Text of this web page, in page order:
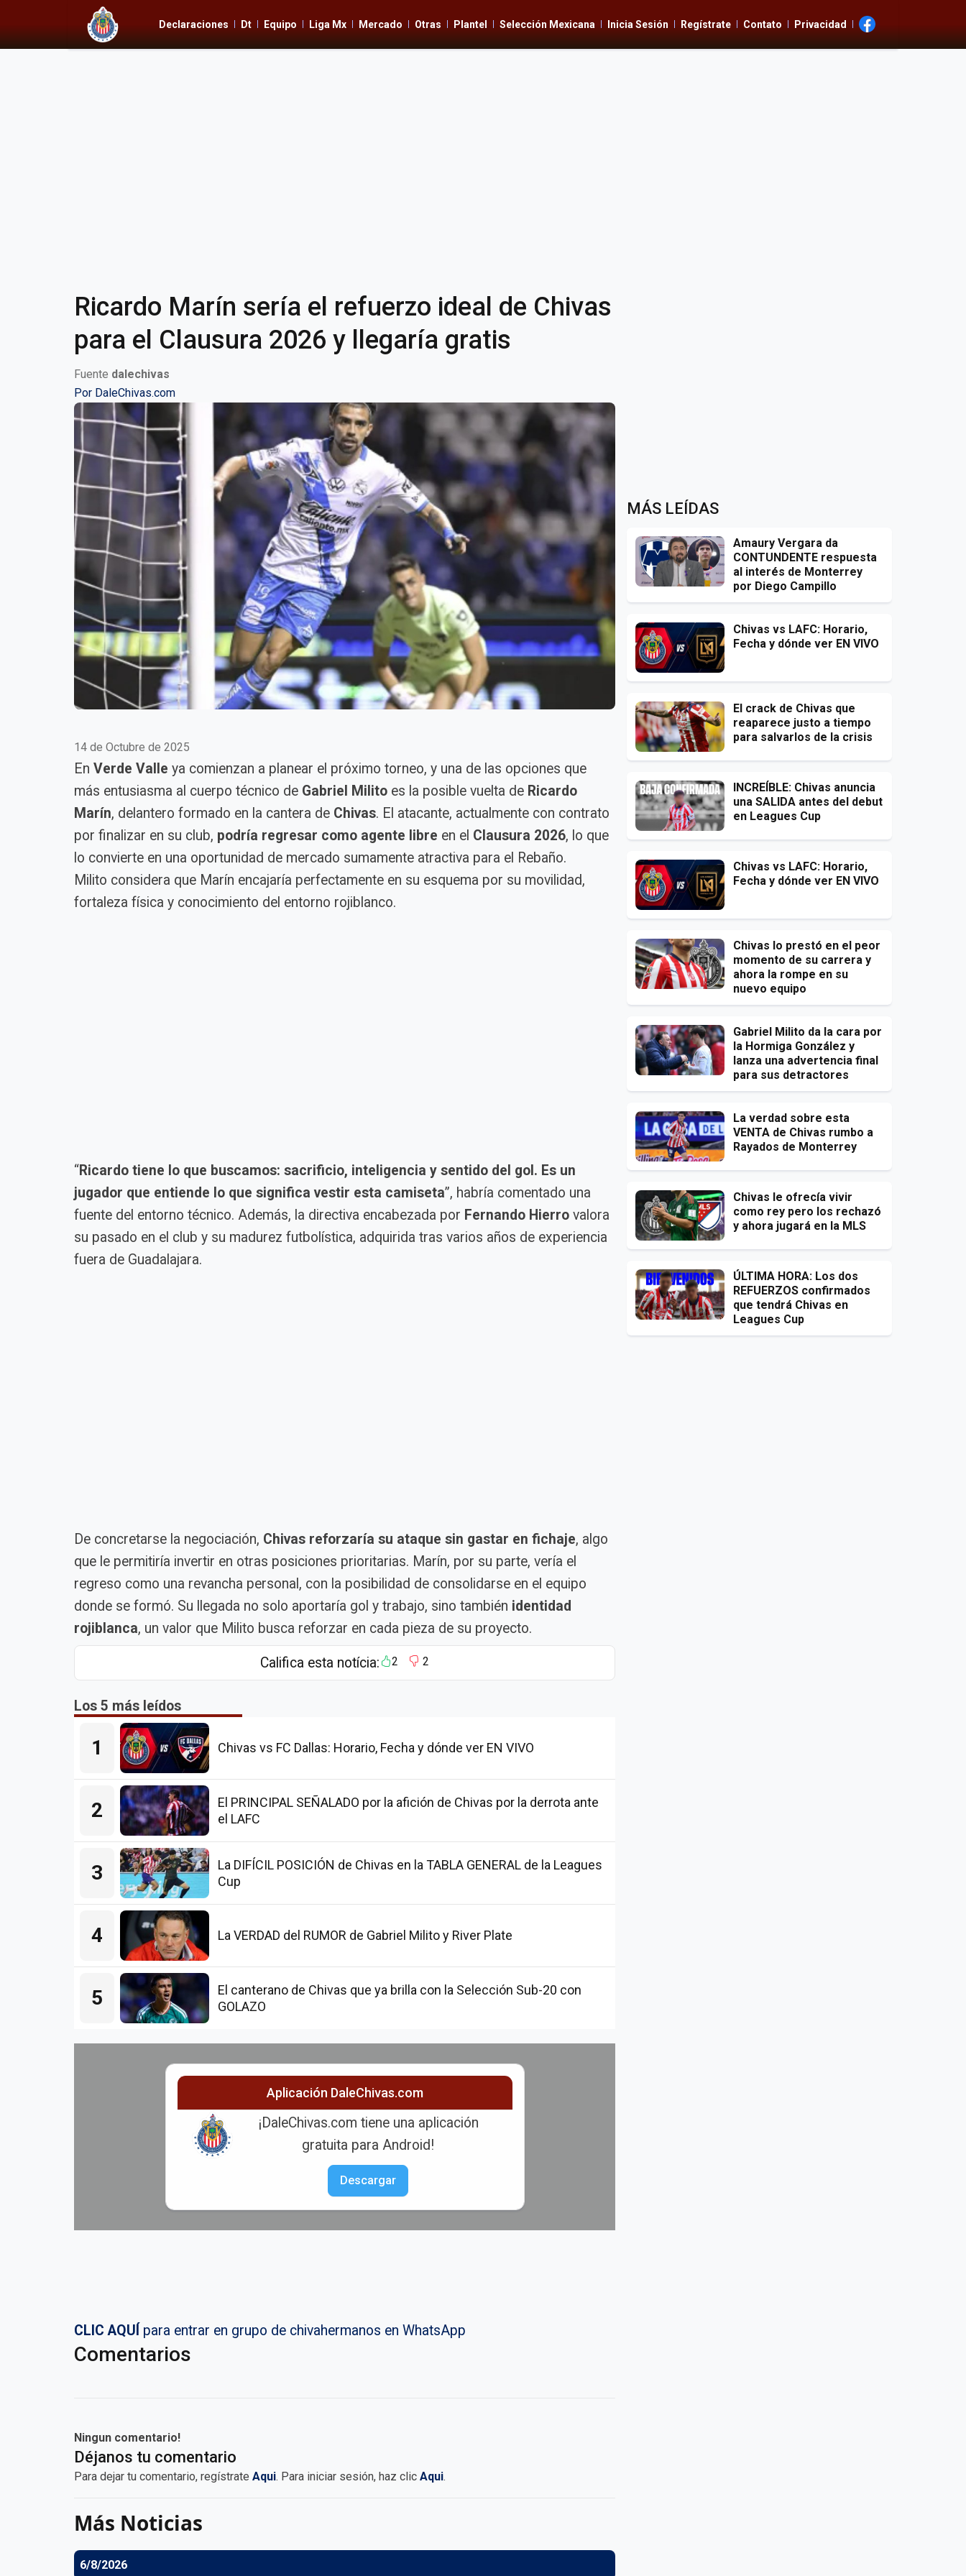
Declaraciones Dt Equipo Liga Mx Mercado Otras Plantel Selección Mexicana Inicia Sesión Regístrate Contato Privacidad
Ricardo Marín sería el refuerzo ideal de Chivas
para el Clausura 2026 y llegaría gratis
Fuente dalechivas
Por DaleChivas.com
14 de Octubre de 2025
En Verde Valle ya comienzan a planear el próximo torneo, y una de las opciones que
más entusiasma al cuerpo técnico de Gabriel Milito es la posible vuelta de Ricardo
Marín, delantero formado en la cantera de Chivas. El atacante, actualmente con contrato
por finalizar en su club, podría regresar como agente libre en el Clausura 2026, lo que
lo convierte en una oportunidad de mercado sumamente atractiva para el Rebaño.
Milito considera que Marín encajaría perfectamente en su esquema por su movilidad,
fortaleza física y conocimiento del entorno rojiblanco.
“Ricardo tiene lo que buscamos: sacrificio, inteligencia y sentido del gol. Es un
jugador que entiende lo que significa vestir esta camiseta”, habría comentado una
fuente del entorno técnico. Además, la directiva encabezada por Fernando Hierro valora
su pasado en el club y su madurez futbolística, adquirida tras varios años de experiencia
fuera de Guadalajara.
De concretarse la negociación, Chivas reforzaría su ataque sin gastar en fichaje, algo
que le permitiría invertir en otras posiciones prioritarias. Marín, por su parte, vería el
regreso como una revancha personal, con la posibilidad de consolidarse en el equipo
donde se formó. Su llegada no solo aportaría gol y trabajo, sino también identidad
rojiblanca, un valor que Milito busca reforzar en cada pieza de su proyecto.
Califica esta notícia: 2 2
Los 5 más leídos
1 Chivas vs FC Dallas: Horario, Fecha y dónde ver EN VIVO
2
El PRINCIPAL SEÑALADO por la afición de Chivas por la derrota ante
el LAFC
3
La DIFÍCIL POSICIÓN de Chivas en la TABLA GENERAL de la Leagues
Cup
4 La VERDAD del RUMOR de Gabriel Milito y River Plate
5
El canterano de Chivas que ya brilla con la Selección Sub-20 con
GOLAZO
Aplicación DaleChivas.com
¡DaleChivas.com tiene una aplicación
gratuita para Android!
Descargar
CLIC AQUÍ para entrar en grupo de chivahermanos en WhatsApp
Comentarios
Ningun comentario!
Déjanos tu comentario
Para dejar tu comentario, regístrate Aqui. Para iniciar sesión, haz clic Aqui.
Más Noticias
6/8/2026
MÁS LEÍDAS
Amaury Vergara da
CONTUNDENTE respuesta
al interés de Monterrey
por Diego Campillo
Chivas vs LAFC: Horario,
Fecha y dónde ver EN VIVO
El crack de Chivas que
reaparece justo a tiempo
para salvarlos de la crisis
INCREÍBLE: Chivas anuncia
una SALIDA antes del debut
en Leagues Cup
Chivas vs LAFC: Horario,
Fecha y dónde ver EN VIVO
Chivas lo prestó en el peor
momento de su carrera y
ahora la rompe en su
nuevo equipo
Gabriel Milito da la cara por
la Hormiga González y
lanza una advertencia final
para sus detractores
La verdad sobre esta
VENTA de Chivas rumbo a
Rayados de Monterrey
Chivas le ofrecía vivir
como rey pero los rechazó
y ahora jugará en la MLS
ÚLTIMA HORA: Los dos
REFUERZOS confirmados
que tendrá Chivas en
Leagues Cup